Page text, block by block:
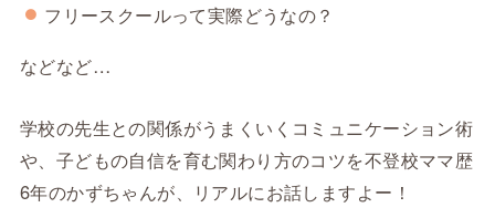
フリースクールって実際どうなの？
などなど…
学校の先生との関係がうまくいくコミュニケーション術
や、子どもの自信を育む関わり方のコツを不登校ママ歴
6年のかずちゃんが、リアルにお話しますよー！